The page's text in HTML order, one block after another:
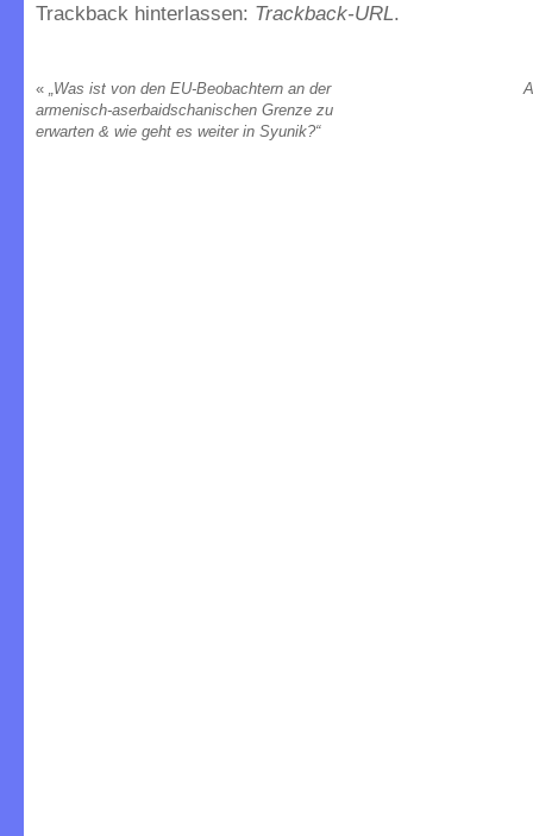
Trackback hinterlassen: Trackback-URL.
« „Was ist von den EU-Beobachtern an der
armenisch-aserbaidschanischen Grenze zu
erwarten & wie geht es weiter in Syunik?“